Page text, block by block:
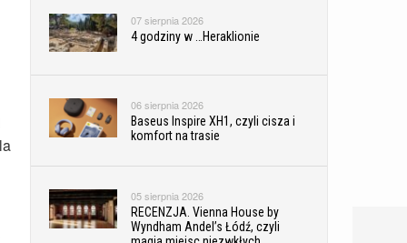
07 sierpnia 2026
4 godziny w …Heraklionie
06 sierpnia 2026
Baseus Inspire XH1, czyli cisza i
komfort na trasie
05 sierpnia 2026
RECENZJA. Vienna House by
Wyndham Andel’s Łódź, czyli